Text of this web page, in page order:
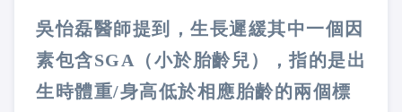
吳怡磊醫師提到，生長遲緩其中一個因
素包含SGA（小於胎齡兒），指的是出
生時體重/身高低於相應胎齡的兩個標